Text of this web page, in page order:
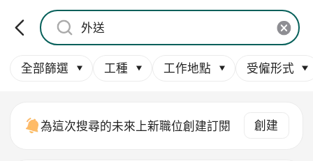
全部篩選 工種 工作地點 受僱形式
為這次搜尋的未來上新職位創建訂閱 創建